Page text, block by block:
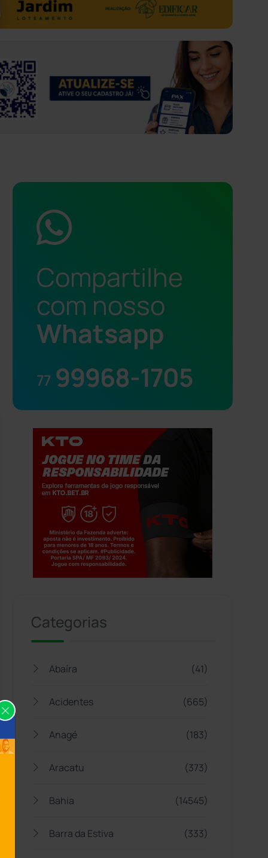
Compartilhe
com nosso
Whatsapp
77 99968-1705
Categorias
Abaíra (41)
Acidentes (665)
Anagé (183)
Aracatu (373)
Bahia (14545)
Barra da Estiva (333)